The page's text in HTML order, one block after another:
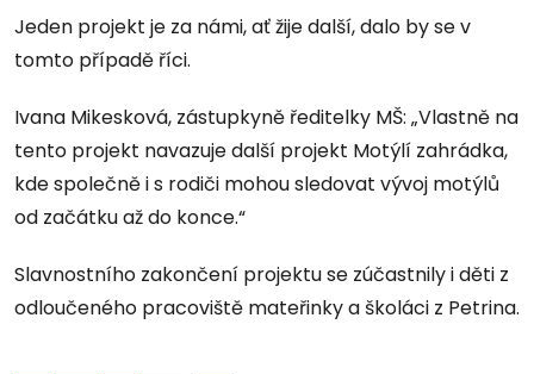
Jeden projekt je za námi, ať žije další, dalo by se v
tomto případě říci.
Ivana Mikesková, zástupkyně ředitelky MŠ: „Vlastně na
tento projekt navazuje další projekt Motýlí zahrádka,
kde společně i s rodiči mohou sledovat vývoj motýlů
od začátku až do konce.“
Slavnostního zakončení projektu se zúčastnily i děti z
odloučeného pracoviště mateřinky a školáci z Petrina.